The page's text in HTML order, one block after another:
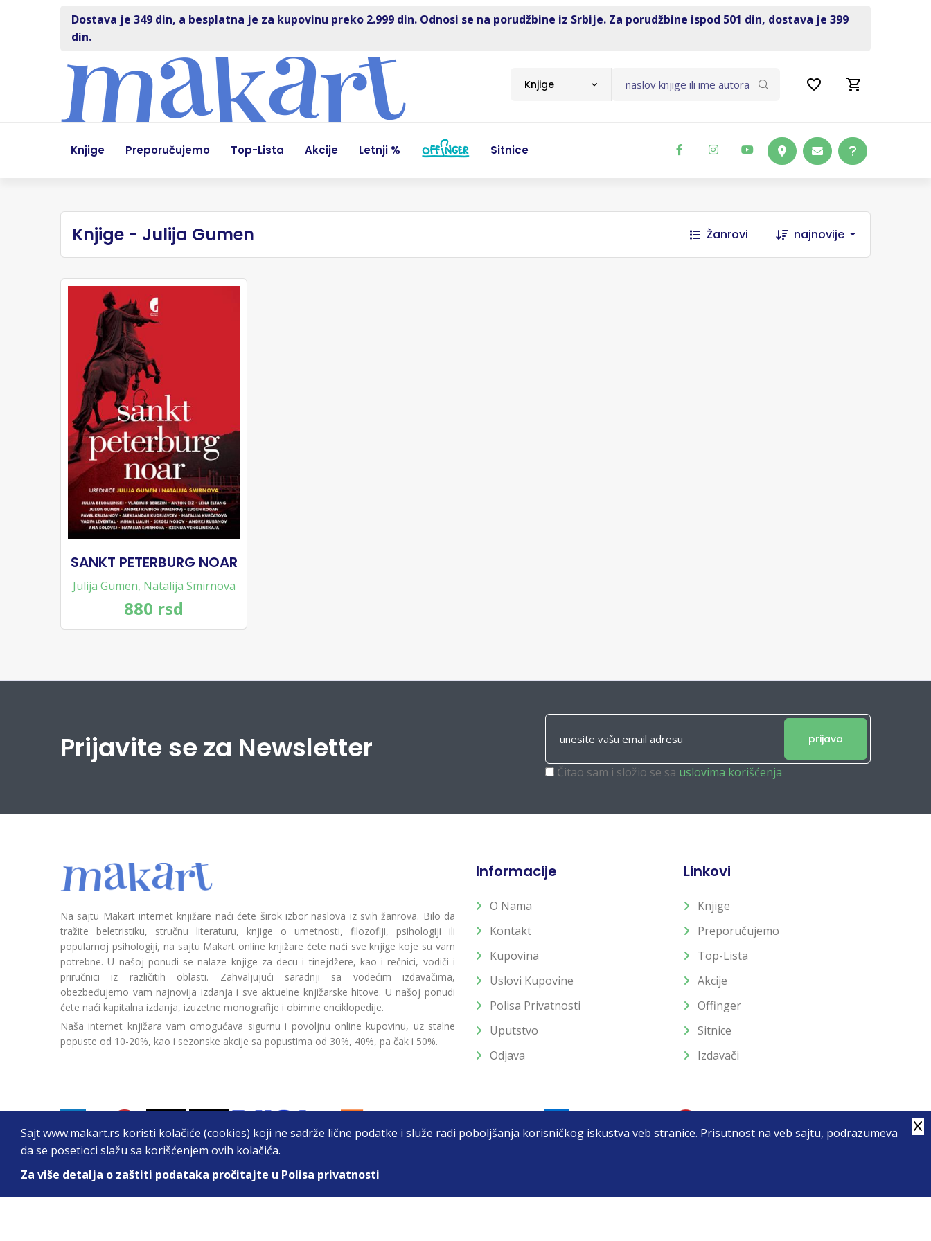
Sajt www.makart.rs koristi kolačiće (cookies) koji ne sadrže lične podatke i služe radi poboljšanja korisničkog iskustva veb stranice. Prisutnost na veb sajtu, podrazumeva
da se posetioci slažu sa korišćenjem ovih kolačića.
Za više detalja o zaštiti podataka pročitajte u Polisa privatnosti
Dostava je 349 din, a besplatna je za kupovinu preko 2.999 din. Odnosi se na porudžbine iz Srbije. Za porudžbine ispod 501 din, dostava je 399
din.
Knjige
Knjige Preporučujemo Top-Lista Akcije Letnji % Sitnice
Knjige - Julija Gumen Žanrovi najnovije
SANKT PETERBURG NOAR
Julija Gumen, Natalija Smirnova
880 rsd
Prijavite se za Newsletter prijava
Čitao sam i složio se sa uslovima korišćenja
Na sajtu Makart internet knjižare naći ćete širok izbor naslova iz svih žanrova. Bilo da
tražite beletristiku, stručnu literaturu, knjige o umetnosti, filozofiji, psihologiji ili
popularnoj psihologiji, na sajtu Makart online knjižare ćete naći sve knjige koje su vam
potrebne. U našoj ponudi se nalaze knjige za decu i tinejdžere, kao i rečnici, vodiči i
priručnici iz različitih oblasti. Zahvaljujući saradnji sa vodećim izdavačima,
obezbeđujemo vam najnovija izdanja i sve aktuelne knjižarske hitove. U našoj ponudi
ćete naći kapitalna izdanja, izuzetne monografije i obimne enciklopedije.
Naša internet knjižara vam omogućava sigurnu i povoljnu online kupovinu, uz stalne
popuste od 10-20%, kao i sezonske akcije sa popustima od 30%, 40%, pa čak i 50%.
Informacije
O Nama
Kontakt
Kupovina
Uslovi Kupovine
Polisa Privatnosti
Uputstvo
Odjava
Linkovi
Knjige
Preporučujemo
Top-Lista
Akcije
Offinger
Sitnice
Izdavači